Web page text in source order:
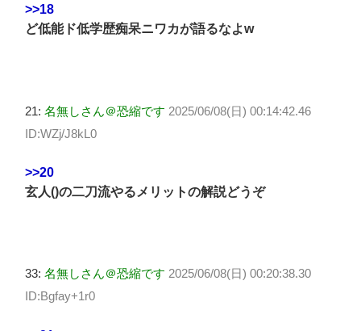
>>18
ど低能ド低学歴痴呆ニワカが語るなよw
21: 名無しさん＠恐縮です 2025/06/08(日) 00:14:42.46
ID:WZj/J8kL0
>>20
玄人()の二刀流やるメリットの解説どうぞ
33: 名無しさん＠恐縮です 2025/06/08(日) 00:20:38.30
ID:Bgfay+1r0